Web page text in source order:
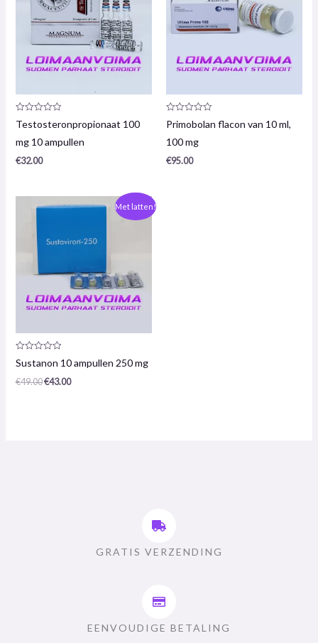
Productrecensie:
0
5
Testosteronpropionaat 100
mg 10 ampullen
€32.00
Productrecensie:
0
5
Primobolan flacon van 10 ml,
100 mg
€95.00
Met latten!
Productrecensie:
0
5
Sustanon 10 ampullen 250 mg
€49.00
€49,00.
€43.00
€43,00.
GRATIS VERZENDING
EENVOUDIGE BETALING